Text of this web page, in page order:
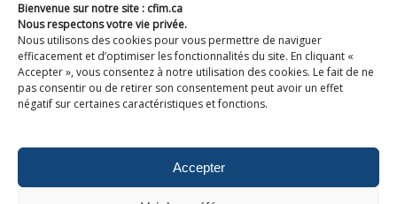
Bienvenue sur notre site : cfim.ca
Nous respectons votre vie privée.
Nous utilisons des cookies pour vous permettre de naviguer
efficacement et d’optimiser les fonctionnalités du site. En cliquant «
Accepter », vous consentez à notre utilisation des cookies. Le fait de ne
pas consentir ou de retirer son consentement peut avoir un effet
négatif sur certaines caractéristiques et fonctions.
Accepter
Devenir membre de CFIM
Suivez-nous